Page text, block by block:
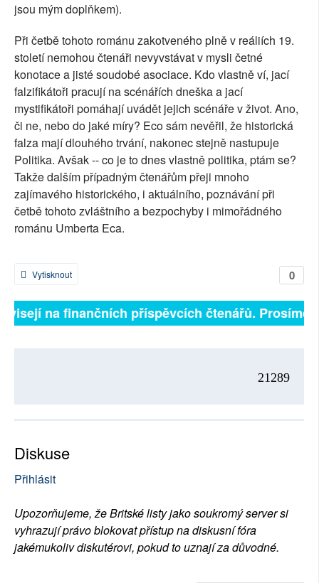
jsou mým doplňkem).
Při četbě tohoto románu zakotveného plně v reáliích 19.
století nemohou čtenáři nevyvstávat v mysli četné
konotace a jisté soudobé asociace. Kdo vlastně ví, jací
falzifikátoři pracují na scénářích dneška a jací
mystifikátoři pomáhají uvádět jejich scénáře v život. Ano,
či ne, nebo do jaké míry? Eco sám nevěřil, že historická
falza mají dlouhého trvání, nakonec stejně nastupuje
Politika. Avšak -- co je to dnes vlastně politika, ptám se?
Takže dalším případným čtenářům přeji mnoho
zajímavého historického, i aktuálního, poznávání při
četbě tohoto zvláštního a bezpochyby i mimořádného
románu Umberta Eca.
0
Vytisknout
na finančních příspěvcích čtenářů. Prosíme,
21289
Diskuse
Přihlásit
Upozorňujeme, že Britské listy jako soukromý server si
vyhrazují právo blokovat přístup na diskusní fóra
jakémukoliv diskutérovi, pokud to uznají za důvodné.